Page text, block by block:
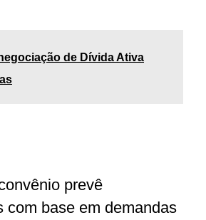
de Dívida Ativa
prevê
com base em demandas